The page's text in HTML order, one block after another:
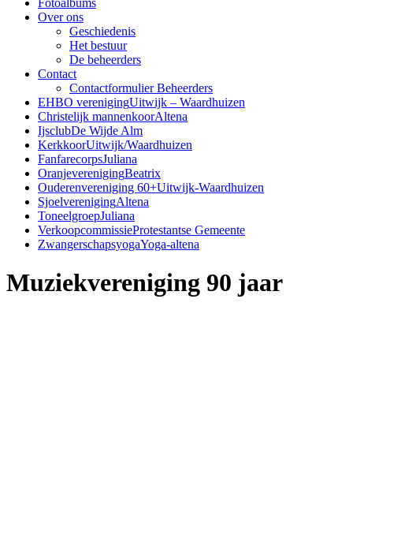
Fotoalbums
Over ons
Geschiedenis
Het bestuur
De beheerders
Contact
Contactformulier Beheerders
EHBO verenigingUitwijk – Waardhuizen
Christelijk mannenkoorAltena
IjsclubDe Wijde Alm
KerkkoorUitwijk/Waardhuizen
FanfarecorpsJuliana
OranjeverenigingBeatrix
Ouderenvereniging 60+Uitwijk-Waardhuizen
SjoelverenigingAltena
ToneelgroepJuliana
VerkoopcommissieProtestantse Gemeente
ZwangerschapsyogaYoga-altena
Muziekvereniging 90 jaar